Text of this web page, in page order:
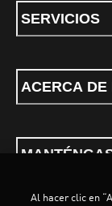
SERVICIOS
ACERCA DE
Al hacer clic en